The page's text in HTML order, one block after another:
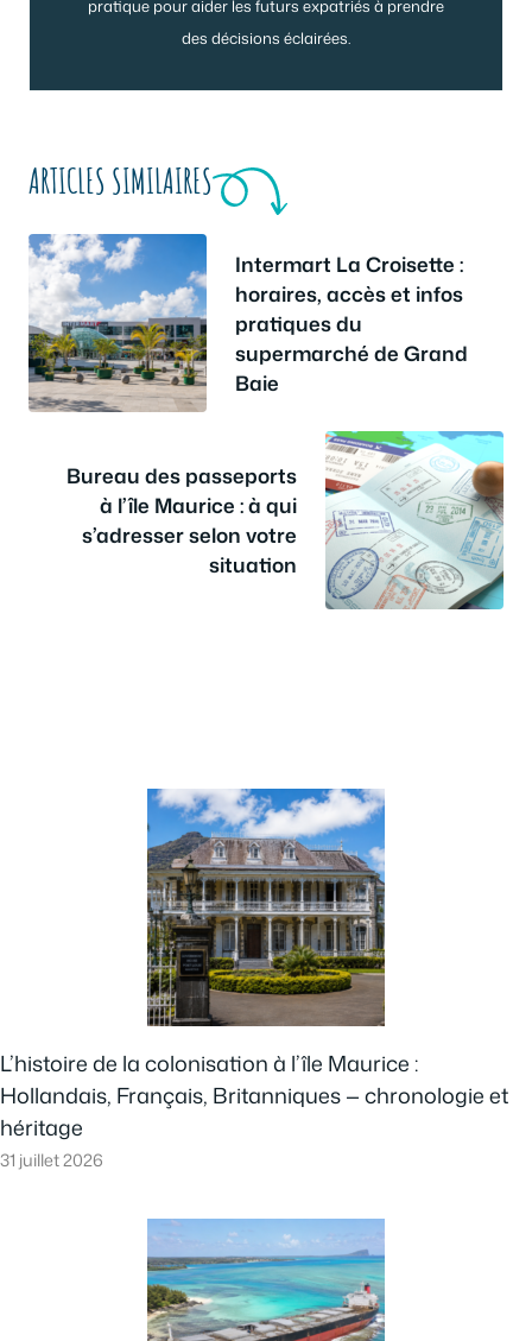
pratique pour aider les futurs expatriés à prendre
des décisions éclairées.
ARTICLES SIMILAIRES
Intermart La Croisette :
horaires, accès et infos
pratiques du
supermarché de Grand
Baie
Bureau des passeports
à l’île Maurice : à qui
s’adresser selon votre
situation
L’histoire de la colonisation à l’île Maurice :
Hollandais, Français, Britanniques — chronologie et
héritage
31 juillet 2026